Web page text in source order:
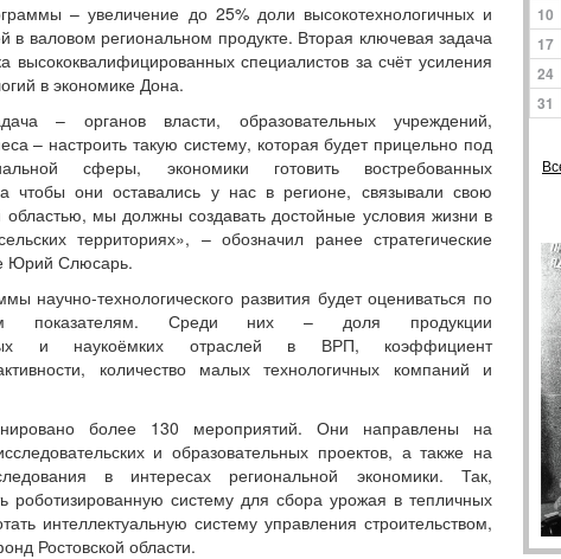
– увеличение до 25% доли высокотехнологичных и
в валовом региональном продукте. Вторая ключевая задача
высококвалифицированных специалистов за счёт усиления
в экономике Дона.
– органов власти, образовательных учреждений,
– настроить такую систему, которая будет прицельно под
сферы, экономики готовить востребованных
чтобы они оставались у нас в регионе, связывали свою
областью, мы должны создавать достойные условия жизни в
территориях», – обозначил ранее стратегические
Юрий Слюсарь.
научно-технологического развития будет оцениваться по
показателям. Среди них – доля продукции
и наукоёмких отраслей в ВРП, коэффициент
количество малых технологичных компаний и
более 130 мероприятий. Они направлены на
и образовательных проектов, а также на
в интересах региональной экономики. Так,
роботизированную систему для сбора урожая в тепличных
интеллектуальную систему управления строительством,
Ростовской области.
10
17
24
31